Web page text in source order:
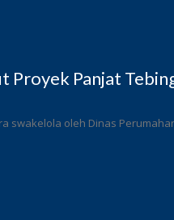
Proyek Panjat
swakelola oleh Dinas